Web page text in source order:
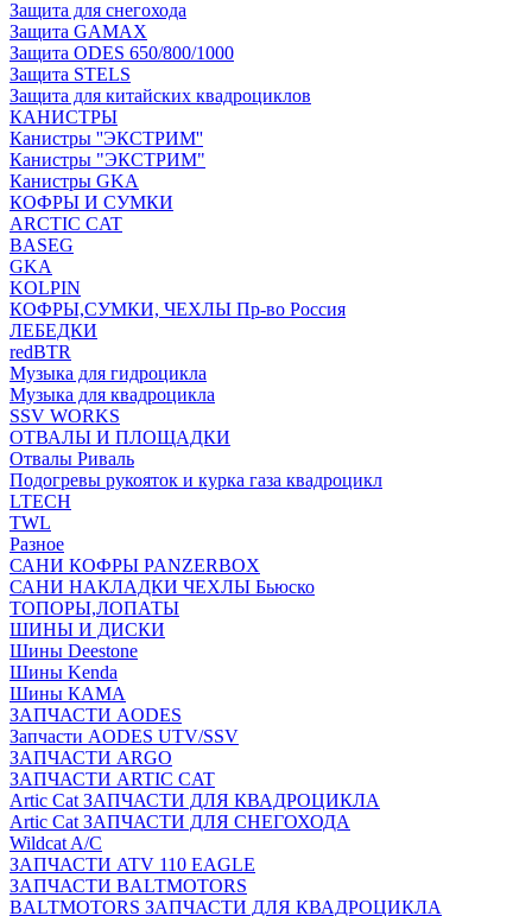
Защита для снегохода
Защита GAMAX
Защита ODES 650/800/1000
Защита STELS
Защита для китайских квадроциклов
КАНИСТРЫ
Канистры ''ЭКСТРИМ''
Канистры "ЭКСТРИМ"
Канистры GKA
КОФРЫ И СУМКИ
ARCTIC CAT
BASEG
GKA
KOLPIN
КОФРЫ,СУМКИ, ЧЕХЛЫ Пр-во Россия
ЛЕБЕДКИ
redBTR
Музыка для гидроцикла
Музыка для квадроцикла
SSV WORKS
ОТВАЛЫ И ПЛОЩАДКИ
Отвалы Риваль
Подогревы рукояток и курка газа квадроцикл
LTECH
TWL
Разное
САНИ КОФРЫ PANZERBOX
САНИ НАКЛАДКИ ЧЕХЛЫ Бьюско
ТОПОРЫ,ЛОПАТЫ
ШИНЫ И ДИСКИ
Шины Deestone
Шины Kenda
Шины КАМА
ЗАПЧАСТИ AODES
Запчасти AODES UTV/SSV
ЗАПЧАСТИ ARGO
ЗАПЧАСТИ ARTIC CAT
Artic Cat ЗАПЧАСТИ ДЛЯ КВАДРОЦИКЛА
Artic Cat ЗАПЧАСТИ ДЛЯ СНЕГОХОДА
Wildcat A/C
ЗАПЧАСТИ ATV 110 EAGLE
ЗАПЧАСТИ BALTMOTORS
BALTMOTORS ЗАПЧАСТИ ДЛЯ КВАДРОЦИКЛА